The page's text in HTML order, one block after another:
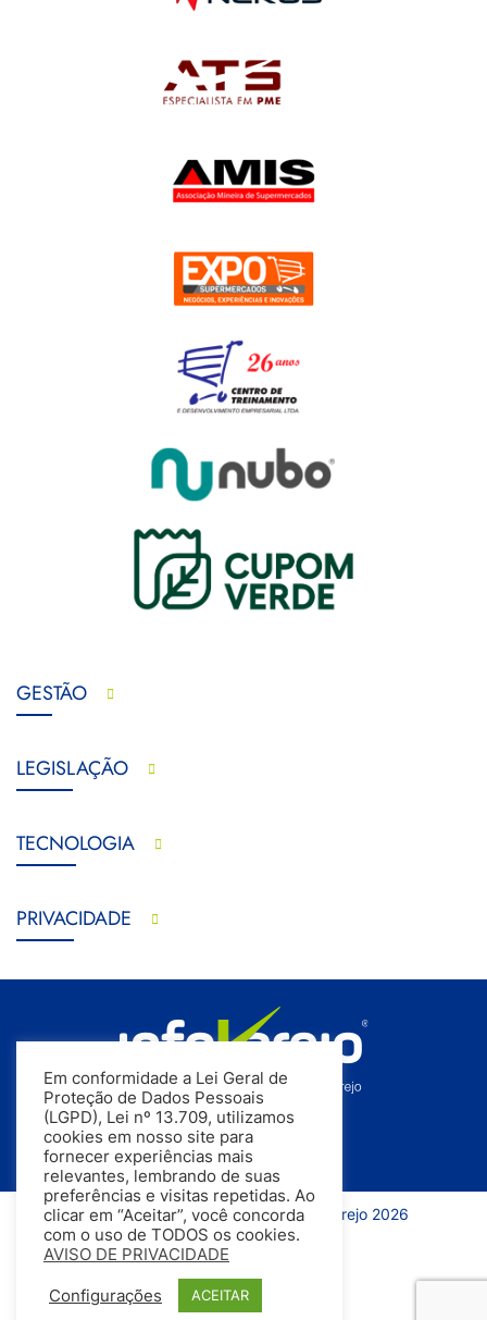
GESTÃO
LEGISLAÇÃO
TECNOLOGIA
PRIVACIDADE
Todos os direitos reservados | InfoVarejo 2026
Em conformidade a Lei Geral de
Proteção de Dados Pessoais
(LGPD), Lei nº 13.709, utilizamos
cookies em nosso site para
fornecer experiências mais
relevantes, lembrando de suas
preferências e visitas repetidas. Ao
clicar em “Aceitar”, você concorda
com o uso de TODOS os cookies.
AVISO DE PRIVACIDADE
Configurações ACEITAR